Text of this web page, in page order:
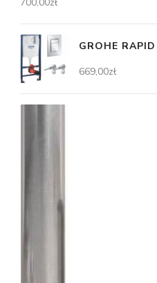
GROHE
669,00zł